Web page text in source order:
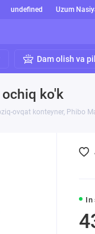
undefined Uzum
Dam olish va
ko'k
ovqat konteyner, Phibo
In